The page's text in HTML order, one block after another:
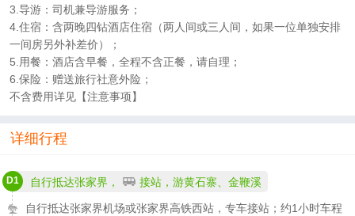
3.导游：司机兼导游服务；
4.住宿：含两晚四钻酒店住宿（两人间或三人间，如果一位单独安排
一间房另外补差价）；
5.用餐：酒店含早餐，全程不含正餐，请自理；
6.保险：赠送旅行社意外险；
不含费用详见【注意事项】
详细行程
D1 自行抵达张家界， 接站，游黄石寨、金鞭溪
自行抵达张家界机场或张家界高铁西站，专车接站；约1小时车程